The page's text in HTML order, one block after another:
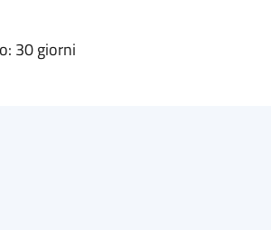
30 giorni